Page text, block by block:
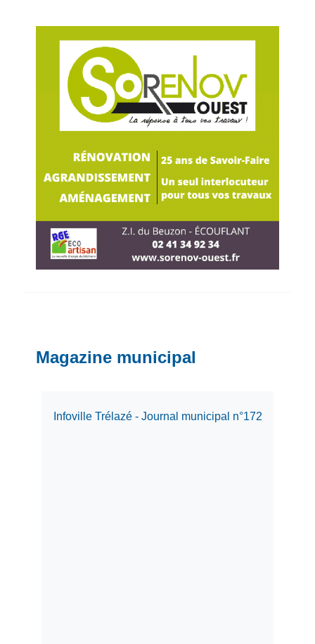
Magazine municipal
Infoville Trélazé - Journal municipal n°172